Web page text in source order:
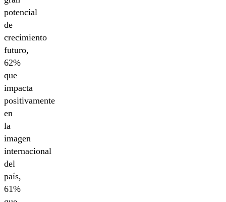
potencial
de
crecimiento
futuro,
62%
que
impacta
positivamente
en
la
imagen
internacional
del
país,
61%